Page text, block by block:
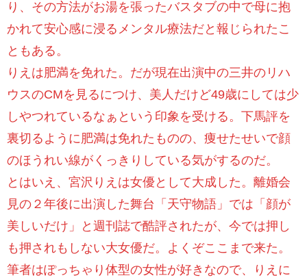
り、その方法がお湯を張ったバスタブの中で母に抱
かれて安心感に浸るメンタル療法だと報じられたこ
ともある。
りえは肥満を免れた。だが現在出演中の三井のリハ
ウスのCMを見るにつけ、美人だけど49歳にしては少
しやつれているなぁという印象を受ける。下馬評を
裏切るように肥満は免れたものの、痩せたせいで顔
のほうれい線がくっきりしている気がするのだ。
とはいえ、宮沢りえは女優として大成した。離婚会
見の２年後に出演した舞台「天守物語」では「顔が
美しいだけ」と週刊誌で酷評されたが、今では押し
も押されもしない大女優だ。よくぞここまで来た。
筆者はぽっちゃり体型の女性が好きなので、りえに